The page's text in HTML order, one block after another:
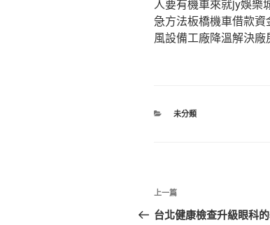
人要有機車來就jy娛樂
急方法板橋機車借款
風設備工廠降溫解決
分
未分類
文
章
上
一
上一篇
台北健康檢查升級眼科